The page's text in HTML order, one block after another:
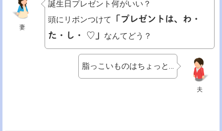
妻
誕生日プレゼント何がいい？
頭にリボンつけて
「プレゼントは、わ・
た・し・ ♡」 なんてどう？
脂っこいものはちょっと…
夫